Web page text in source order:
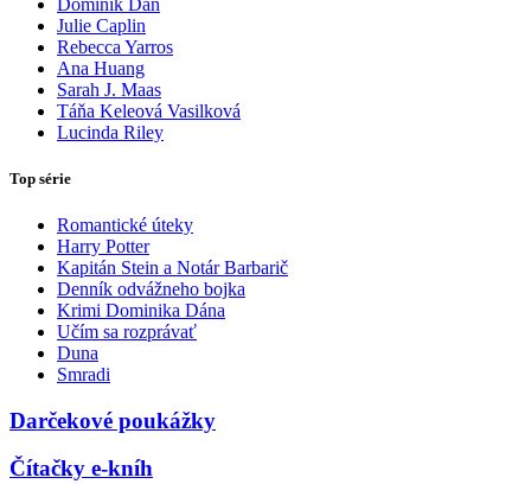
Julie Caplin
Rebecca Yarros
Ana Huang
Sarah J. Maas
Táňa Keleová Vasilková
Lucinda Riley
Top série
Romantické úteky
Harry Potter
Kapitán Stein a Notár Barbarič
Denník odvážneho bojka
Krimi Dominika Dána
Učím sa rozprávať
Duna
Smradi
Darčekové poukážky
Čítačky e-kníh